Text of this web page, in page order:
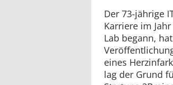
Der 73-jährige
Karriere im
Lab begann,
eines
lag der Grund